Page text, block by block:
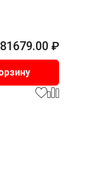
81679.00 ₽